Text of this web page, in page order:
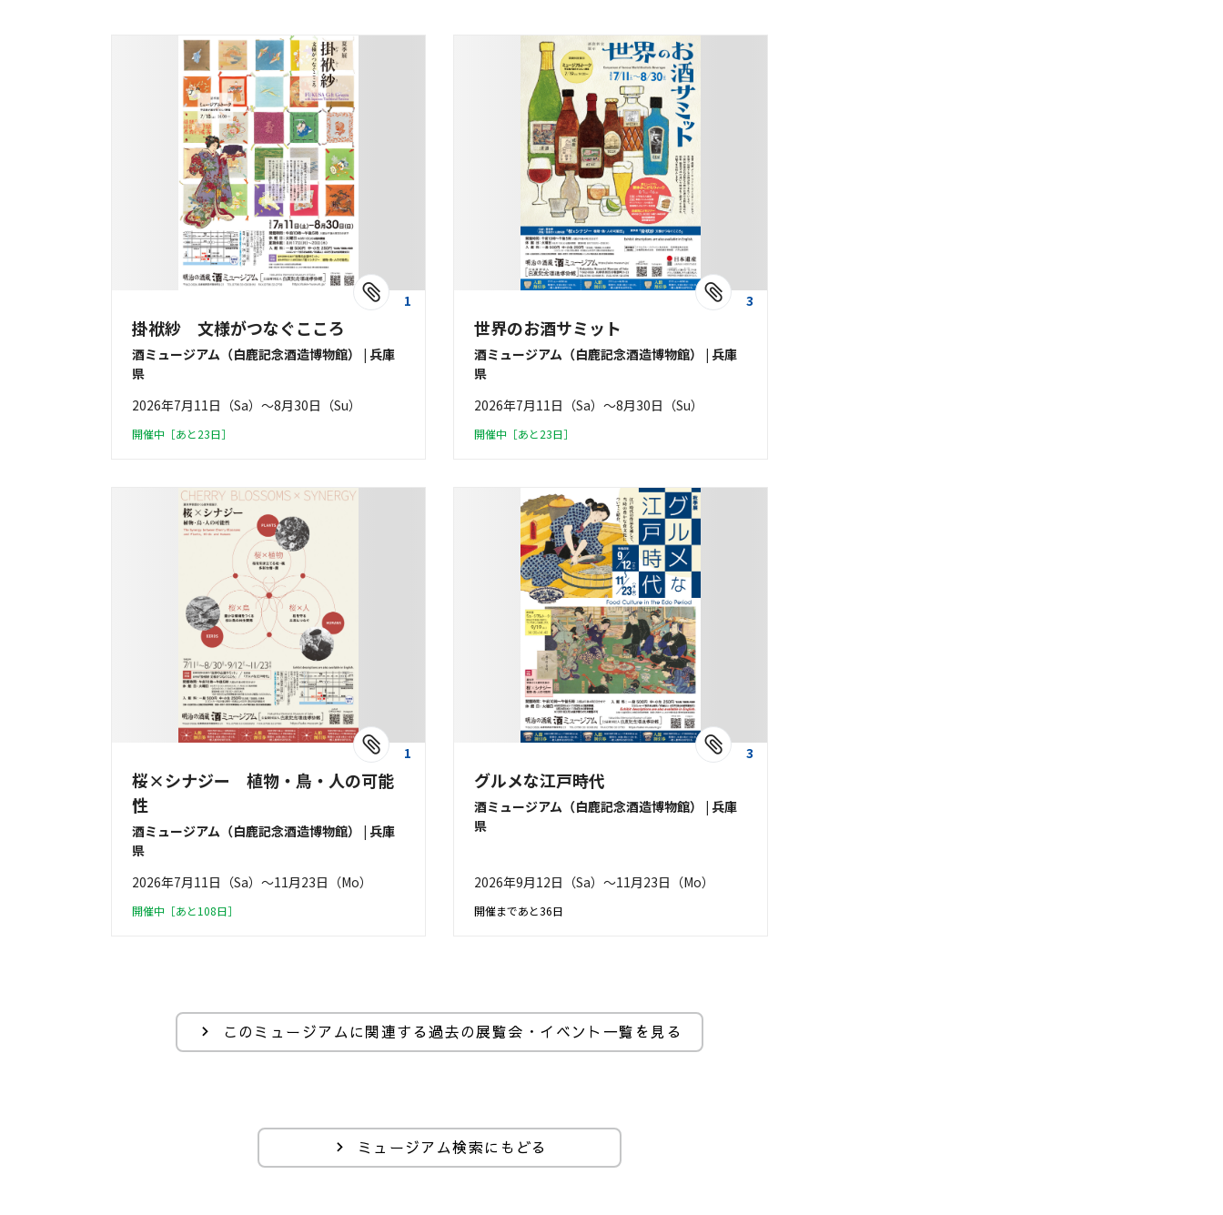
1
掛袱紗 文様がつなぐこころ
酒ミュージアム（白鹿記念酒造博物館） | 兵庫
県
2026年7月11日（Sa）〜8月30日（Su）
開催中［あと23日］
3
世界のお酒サミット
酒ミュージアム（白鹿記念酒造博物館） | 兵庫
県
2026年7月11日（Sa）〜8月30日（Su）
開催中［あと23日］
1
桜×シナジー 植物・鳥・人の可能
性
酒ミュージアム（白鹿記念酒造博物館） | 兵庫
県
2026年7月11日（Sa）〜11月23日（Mo）
開催中［あと108日］
3
グルメな江戸時代
酒ミュージアム（白鹿記念酒造博物館） | 兵庫
県
2026年9月12日（Sa）〜11月23日（Mo）
開催まであと36日
このミュージアムに関連する過去の展覧会・イベント一覧を見る
ミュージアム検索にもどる